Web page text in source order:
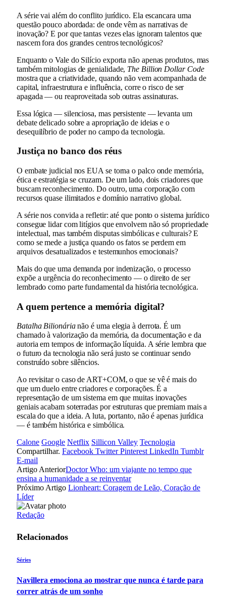
A série vai além do conflito jurídico. Ela escancara uma
questão pouco abordada: de onde vêm as narrativas de
inovação? E por que tantas vezes elas ignoram talentos que
nascem fora dos grandes centros tecnológicos?
Enquanto o Vale do Silício exporta não apenas produtos, mas
também mitologias de genialidade, The Billion Dollar Code
mostra que a criatividade, quando não vem acompanhada de
capital, infraestrutura e influência, corre o risco de ser
apagada — ou reaproveitada sob outras assinaturas.
Essa lógica — silenciosa, mas persistente — levanta um
debate delicado sobre a apropriação de ideias e o
desequilíbrio de poder no campo da tecnologia.
Justiça no banco dos réus
O embate judicial nos EUA se torna o palco onde memória,
ética e estratégia se cruzam. De um lado, dois criadores que
buscam reconhecimento. Do outro, uma corporação com
recursos quase ilimitados e domínio narrativo global.
A série nos convida a refletir: até que ponto o sistema jurídico
consegue lidar com litígios que envolvem não só propriedade
intelectual, mas também disputas simbólicas e culturais? E
como se mede a justiça quando os fatos se perdem em
arquivos desatualizados e testemunhos emocionais?
Mais do que uma demanda por indenização, o processo
expõe a urgência do reconhecimento — o direito de ser
lembrado como parte fundamental da história tecnológica.
A quem pertence a memória digital?
Batalha Bilionárianão é uma elegia à derrota. É um
chamado à valorização da memória, da documentação e da
autoria em tempos de informação líquida. A série lembra que
o futuro da tecnologia não será justo se continuar sendo
construído sobre silêncios.
Ao revisitar o caso de ART+COM, o que se vê é mais do
que um duelo entre criadores e corporações. É a
representação de um sistema em que muitas inovações
geniais acabam soterradas por estruturas que premiam mais a
escala do que a ideia. A luta, portanto, não é apenas jurídica
— é também histórica e simbólica.
Calone Google Netflix Sillicon Valley Tecnologia
Compartilhar. Facebook Twitter Pinterest LinkedIn Tumblr
E-mail
Artigo AnteriorDoctor Who: um viajante no tempo que
ensina a humanidade a se reinventar
Próximo Artigo Lionheart: Coragem de Leão, Coração de
Líder
Redação
Relacionados
Séries
Navillera emociona ao mostrar que nunca é tarde para
correr atrás de um sonho